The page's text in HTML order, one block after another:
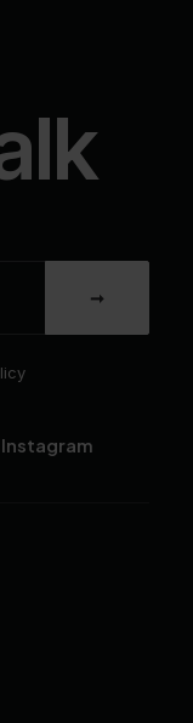
Instagram